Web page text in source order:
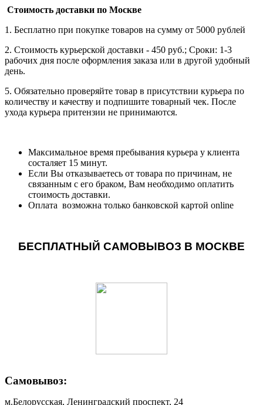
Стоимость доставки по Москве
1. Бесплатно при покупке товаров на сумму от 5000 рублей
2. Стоимость курьерской доставки - 450 руб.; Сроки: 1-3
рабочих дня после оформления заказа или в другой удобный
день.
5. Обязательно проверяйте товар в присутствии курьера по
количеству и качеству и подпишите товарный чек. После
ухода курьера притензии не принимаются.
Максимальное время пребывания курьера у клиента
состаляет 15 минут.
Если Вы отказываетесь от товара по причинам, не
связанным с его браком, Вам необходимо оплатить
стоимость доставки.
Оплата возможна только банковской картой online
БЕСПЛАТНЫЙ САМОВЫВОЗ В МОСКВЕ
Самовывоз:
м.Белорусская, Ленинградский проспект, 24